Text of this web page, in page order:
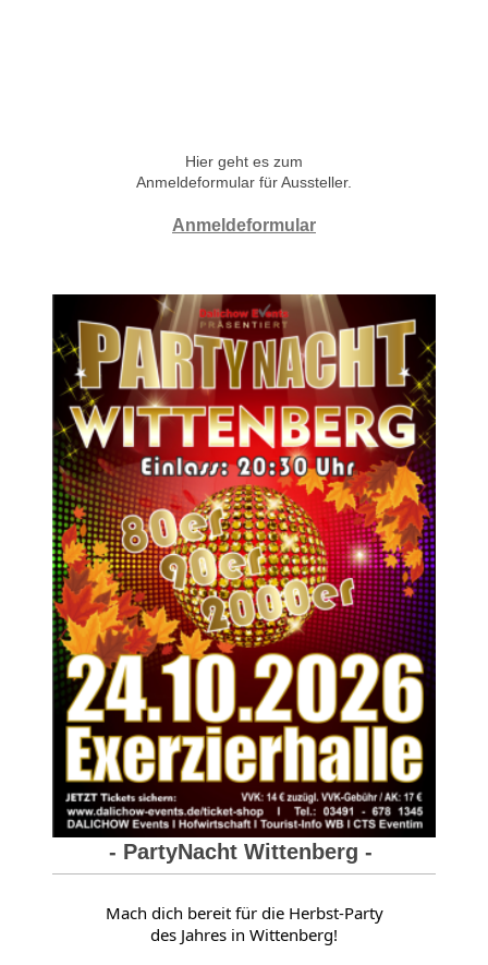
Hier geht es zum
Anmeldeformular für Aussteller.
Anmeldeformular
- PartyNacht Wittenberg -
Mach dich bereit für die Herbst-Party
des Jahres in Wittenberg!